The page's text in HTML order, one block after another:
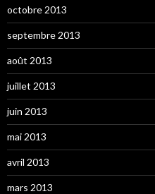
octobre 2013
septembre 2013
août 2013
juillet 2013
juin 2013
mai 2013
avril 2013
mars 2013